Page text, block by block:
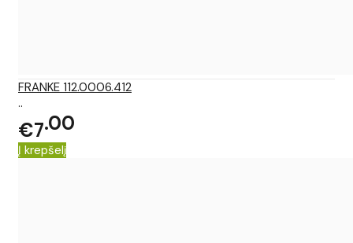
FRANKE 112.0006.412
..
€7 00
Į krepšelį